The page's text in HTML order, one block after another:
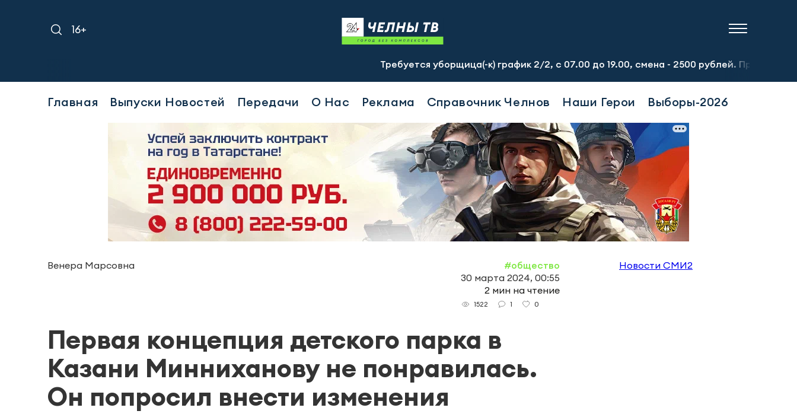
16+
Требуется уборщица(-к) график 2/2, с 07.00 до 19.00, смена - 2500 рублей. Пр-т
Главная Выпуски Новостей Передачи О Нас Реклама Справочник Челнов Наши Герои Выборы-2026
Венера Марсовна
#общество
30 марта 2024, 00:55
2 мин на чтение
1522 1 0
Первая концепция детского парка в
Казани Минниханову не понравилась.
Он попросил внести изменения
Новости СМИ2